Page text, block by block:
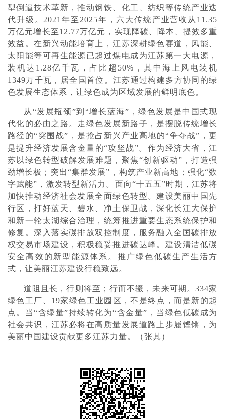
型倒逼技术革新，推动钢铁、化工、纺织等传统产业迭
代升级。2021年至2025年，六大传统产业营收从11.35
万亿元增长至12.77万亿元，实现降碳、降本、提效多重
效益。在新兴动能培育上，江苏深耕绿色赛道，风能、
太阳能等可再生能源已超过煤电成为江苏第一大电源，
装机达1.28亿千瓦，占比超50%，其中海上风电装机
1349万千瓦，居全国首位。江苏通过构建多方协同的绿
色发展生态体系，让绿色成为区域发展的鲜明底色。
从“发展瓶颈”到“增长蓝海”，绿色发展是中国式现
代化的必由之路。走绿色发展新路子，是摆脱传统增长
路径的“突围战”，是抢占新兴产业高地的“争夺战”，更
是提升经济发展含金量的“攻坚战”。作为经济大省，江
苏以绿色转型破解发展难题，聚焦“创新驱动”，打造强
劲增长极；突出“集群发展”，构筑产业新高地；强化“数
字赋能”，激发转型新活力。面向“十五五”时期，江苏将
加快推动经济社会发展全面绿色转型。建设美丽中国先
行区，打好蓝天、碧水、净土保卫战，深化长江大保护
和新一轮太湖综合治理，统筹推进重要生态系统保护和
修复。深入落实碳排放双控制度，服务融入全国碳排放
权交易市场建设，积极稳妥推进碳达峰。建设清洁低碳
安全高效的新型能源体系。推广绿色低碳生产生活方
式，让美丽江苏建设行稳致远。
道阻且长，行则将至；行而不辍，未来可期。334家
绿色工厂、19家绿色工业园区，不是终点，而是新的起
点。当“含绿量”持续转化为“含金量”，当绿色低碳成为
社会共识，江苏必将在高质量发展道路上步履铿锵，为
美丽中国建设贡献更多江苏力量。（张其）